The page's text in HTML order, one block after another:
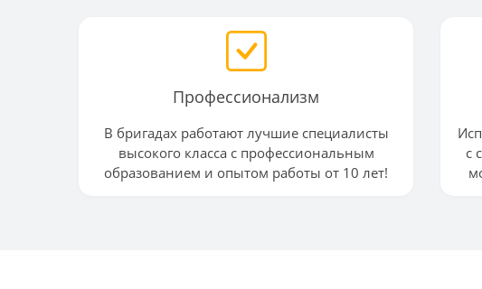
Профессионализм
В бригадах работают лучшие специалисты
высокого класса с профессиональным
образованием и опытом работы от 10 лет!
с